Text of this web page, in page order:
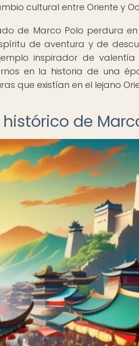
cultural entre Oriente y
de Marco Polo perdura
de aventura y de
inspirador de
en la historia de una
que existían en el lejano
de